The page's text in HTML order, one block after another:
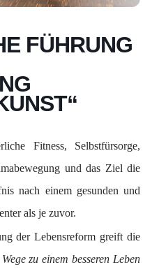
FÜHRUNG
Fitness, Selbstfürsorge,
und das Ziel die
nach einem gesunden und
als je zuvor.
der Lebensreform greift die
zu einem besseren Leben